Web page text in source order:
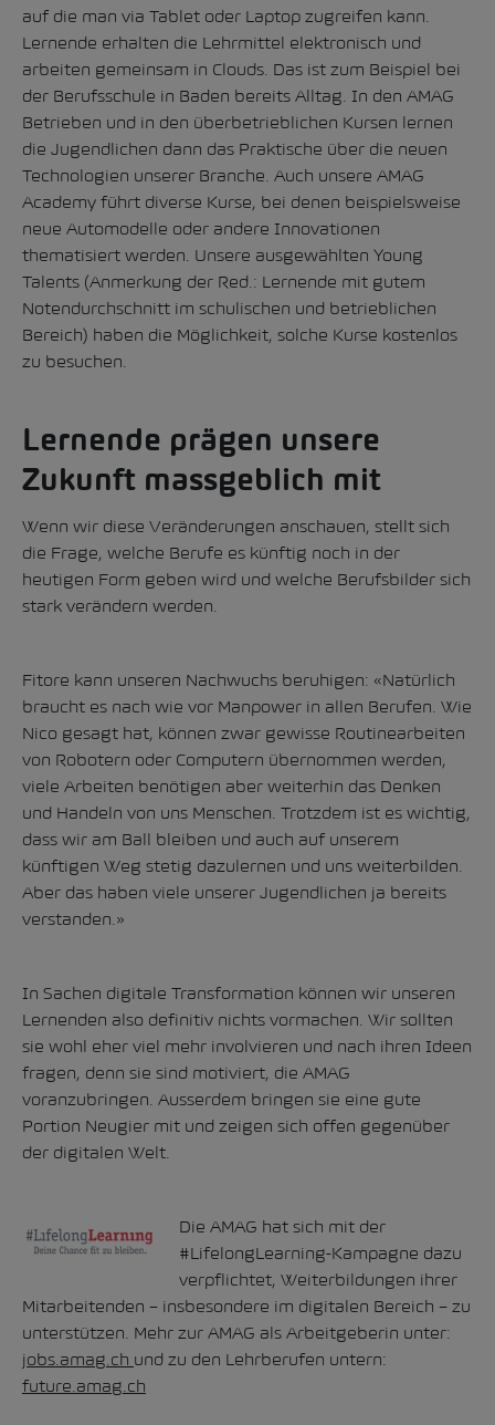
auf die man via Tablet oder Laptop zugreifen kann.
Lernende erhalten die Lehrmittel elektronisch und
arbeiten gemeinsam in Clouds. Das ist zum Beispiel bei
der Berufsschule in Baden bereits Alltag. In den AMAG
Betrieben und in den überbetrieblichen Kursen lernen
die Jugendlichen dann das Praktische über die neuen
Technologien unserer Branche. Auch unsere AMAG
Academy führt diverse Kurse, bei denen beispielsweise
neue Automodelle oder andere Innovationen
thematisiert werden. Unsere ausgewählten Young
Talents (Anmerkung der Red.: Lernende mit gutem
Notendurchschnitt im schulischen und betrieblichen
Bereich) haben die Möglichkeit, solche Kurse kostenlos
zu besuchen.
Lernende prägen unsere
Zukunft massgeblich mit
Wenn wir diese Veränderungen anschauen, stellt sich
die Frage, welche Berufe es künftig noch in der
heutigen Form geben wird und welche Berufsbilder sich
stark verändern werden.
Fitore kann unseren Nachwuchs beruhigen: «Natürlich
braucht es nach wie vor Manpower in allen Berufen. Wie
Nico gesagt hat, können zwar gewisse Routinearbeiten
von Robotern oder Computern übernommen werden,
viele Arbeiten benötigen aber weiterhin das Denken
und Handeln von uns Menschen. Trotzdem ist es wichtig,
dass wir am Ball bleiben und auch auf unserem
künftigen Weg stetig dazulernen und uns weiterbilden.
Aber das haben viele unserer Jugendlichen ja bereits
verstanden.»
In Sachen digitale Transformation können wir unseren
Lernenden also definitiv nichts vormachen. Wir sollten
sie wohl eher viel mehr involvieren und nach ihren Ideen
fragen, denn sie sind motiviert, die AMAG
voranzubringen. Ausserdem bringen sie eine gute
Portion Neugier mit und zeigen sich offen gegenüber
der digitalen Welt.
Die AMAG hat sich mit der
#LifelongLearning-Kampagne dazu
verpflichtet, Weiterbildungen ihrer
Mitarbeitenden – insbesondere im digitalen Bereich – zu
unterstützen. Mehr zur AMAG als Arbeitgeberin unter:
jobs.amag.ch und zu den Lehrberufen untern:
future.amag.ch